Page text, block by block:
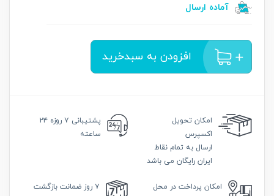
آماده ارسال
افزودن به سبدخرید
امکان تحویل
اکسپرس
ارسال به تمام نقاط
ایران رایگان می باشد
پشتیبانی
۷ روزه ۲۴
ساعته
امکان پرداخت در محل ۷ روز ضمانت بازگشت